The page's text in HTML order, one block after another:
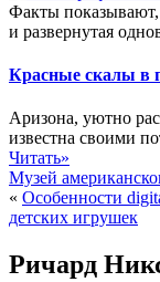
Факты показывают,
и развернутая
Красные скалы в
Аризона, уютно
известна своими
Читать»
Музей
« Особенности
детских игрушек
Ричард